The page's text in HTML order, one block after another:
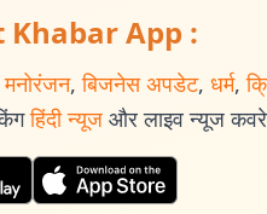
Khabar App :
मनोरंजन, बिजनेस अपडेट, धर्म,
हिंदी न्यूज और लाइव न्यूज